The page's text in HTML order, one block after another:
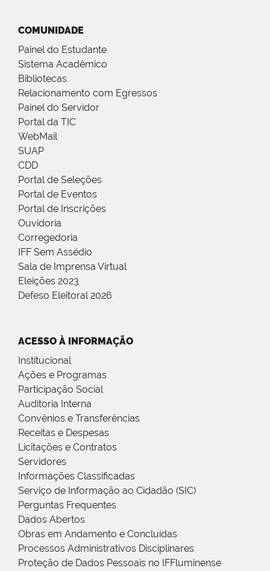
COMUNIDADE
Painel do Estudante
Sistema Acadêmico
Bibliotecas
Relacionamento com Egressos
Painel do Servidor
Portal da TIC
WebMail
SUAP
CDD
Portal de Seleções
Portal de Eventos
Portal de Inscrições
Ouvidoria
Corregedoria
IFF Sem Assédio
Sala de Imprensa Virtual
Eleições 2023
Defeso Eleitoral 2026
ACESSO À INFORMAÇÃO
Institucional
Ações e Programas
Participação Social
Auditoria Interna
Convênios e Transferências
Receitas e Despesas
Licitações e Contratos
Servidores
Informações Classificadas
Serviço de Informação ao Cidadão (SIC)
Perguntas Frequentes
Dados Abertos
Obras em Andamento e Concluídas
Processos Administrativos Disciplinares
Proteção de Dados Pessoais no IFFluminense